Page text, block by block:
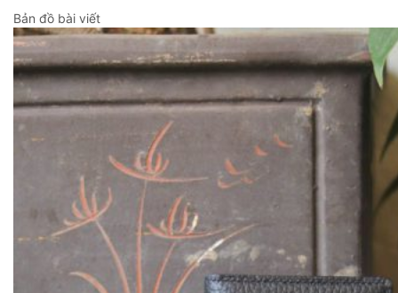
Bản đồ bài viết